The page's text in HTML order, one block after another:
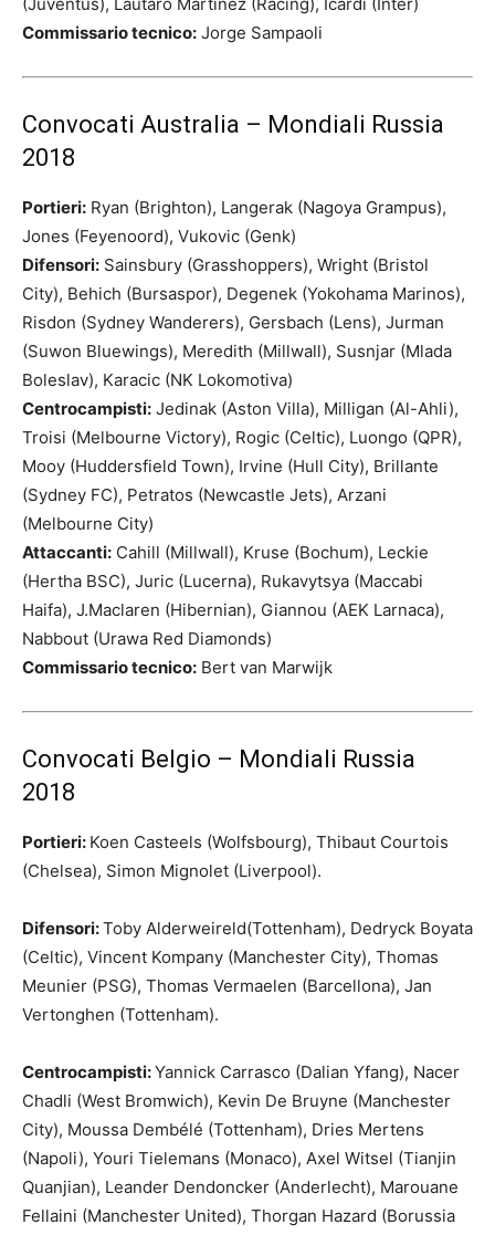
Commissario tecnico: Jorge Sampaoli
Convocati Australia – Mondiali Russia
2018
Portieri: Ryan (Brighton), Langerak (Nagoya Grampus),
Jones (Feyenoord), Vukovic (Genk)
Difensori: Sainsbury (Grasshoppers), Wright (Bristol
City), Behich (Bursaspor), Degenek (Yokohama Marinos),
Risdon (Sydney Wanderers), Gersbach (Lens), Jurman
(Suwon Bluewings), Meredith (Millwall), Susnjar (Mlada
Boleslav), Karacic (NK Lokomotiva)
Centrocampisti: Jedinak (Aston Villa), Milligan (Al-Ahli),
Troisi (Melbourne Victory), Rogic (Celtic), Luongo (QPR),
Mooy (Huddersfield Town), Irvine (Hull City), Brillante
(Sydney FC), Petratos (Newcastle Jets), Arzani
(Melbourne City)
Attaccanti: Cahill (Millwall), Kruse (Bochum), Leckie
(Hertha BSC), Juric (Lucerna), Rukavytsya (Maccabi
Haifa), J.Maclaren (Hibernian), Giannou (AEK Larnaca),
Nabbout (Urawa Red Diamonds)
Commissario tecnico: Bert van Marwijk
Convocati Belgio – Mondiali Russia
2018
Portieri: Koen Casteels (Wolfsbourg), Thibaut Courtois
(Chelsea), Simon Mignolet (Liverpool).
Difensori:Toby Alderweireld(Tottenham), Dedryck Boyata
(Celtic), Vincent Kompany (Manchester City), Thomas
Meunier (PSG), Thomas Vermaelen (Barcellona), Jan
Vertonghen (Tottenham).
Centrocampisti:Yannick Carrasco (Dalian Yfang), Nacer
Chadli (West Bromwich), Kevin De Bruyne (Manchester
City), Moussa Dembélé (Tottenham), Dries Mertens
(Napoli), Youri Tielemans (Monaco), Axel Witsel (Tianjin
Quanjian), Leander Dendoncker (Anderlecht), Marouane
Fellaini (Manchester United), Thorgan Hazard (Borussia